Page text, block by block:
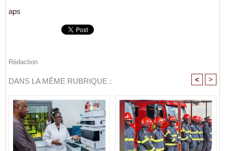
aps
Rédaction
DANS LA MÊME RUBRIQUE : < >